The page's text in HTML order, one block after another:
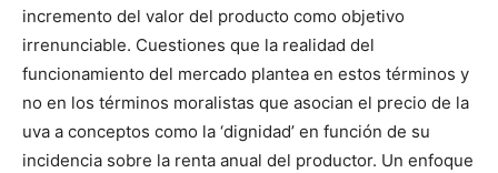
incremento del valor del producto como objetivo
irrenunciable. Cuestiones que la realidad del
funcionamiento del mercado plantea en estos términos y
no en los términos moralistas que asocian el precio de la
uva a conceptos como la ‘dignidad’ en función de su
incidencia sobre la renta anual del productor. Un enfoque